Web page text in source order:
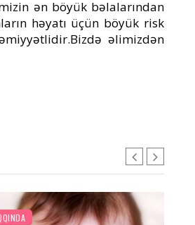
ən böyük bəlalarından
həyatı üçün böyük risk
əlimizdən